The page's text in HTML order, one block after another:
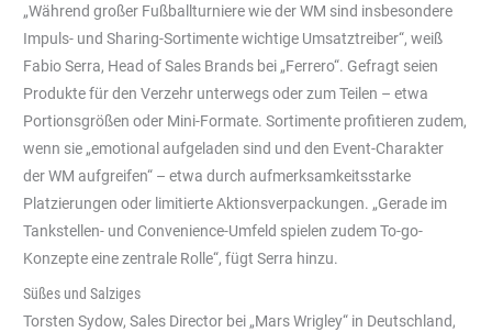
„Während großer Fußballturniere wie der WM sind insbesondere
Impuls- und Sharing-Sortimente wichtige Umsatztreiber“, weiß
Fabio Serra, Head of Sales Brands bei „Ferrero“. Gefragt seien
Produkte für den Verzehr unterwegs oder zum Teilen – etwa
Portionsgrößen oder Mini-Formate. Sortimente profitieren zudem,
wenn sie „emotional aufgeladen sind und den Event-Charakter
der WM aufgreifen“ – etwa durch aufmerksamkeitsstarke
Platzierungen oder limitierte Aktionsverpackungen. „Gerade im
Tankstellen- und Convenience-Umfeld spielen zudem To-go-
Konzepte eine zentrale Rolle“, fügt Serra hinzu.
Süßes und Salziges
Torsten Sydow, Sales Director bei „Mars Wrigley“ in Deutschland,